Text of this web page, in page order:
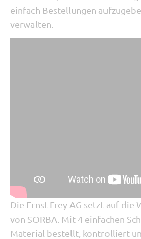
einfach Bestellungen
verwalten.
Die Ernst Frey AG setzt auf die
von SORBA. Mit 4 einfachen
Material bestellt, kontrolliert